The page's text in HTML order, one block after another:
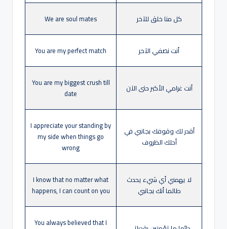
كل منا خلق للآخر We are soul mates
أنت نصفي الآخر You are my perfect match
أنت غرامي الأكبر حتى الآن
You are my biggest crush till
date
أقدر لك وقوفك بجانبي في
أحلك الظروف
I appreciate your standing by
my side when things go
wrong
لا يهمني أي شيء يحدث
طالما أنك بجانبي
I know that no matter what
happens, I can count on you
You always believed that I